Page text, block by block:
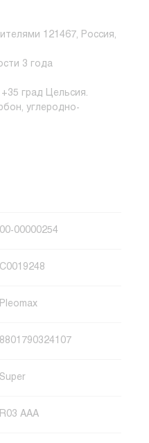
121467, Россия,
3 года
град Цельсия.
углеродно-
00-00000254
C0019248
Pleomax
8801790324107
Super
R03 AAA